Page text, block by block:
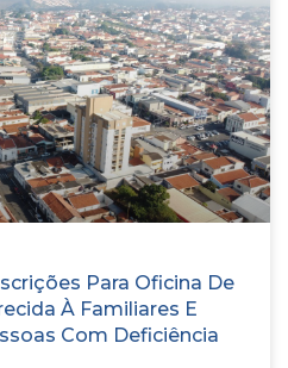
Para Oficina De
À Familiares E
Com Deficiência